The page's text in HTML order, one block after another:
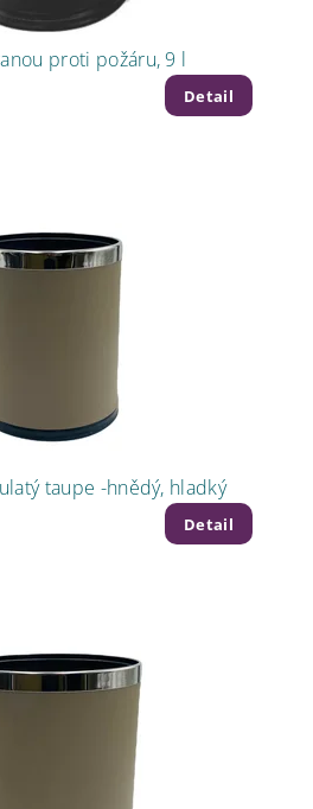
proti požáru, 9 l
Detail
taupe -hnědý, hladký
Detail